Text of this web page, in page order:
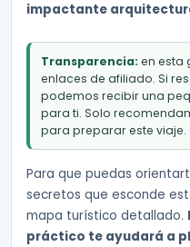
impactante
Transparencia: en esta
enlaces de afiliado. Si
podemos recibir una
para ti. Solo
para preparar este viaje.
Para que puedas
secretos que esconde
mapa turístico detallado.
práctico te ayudará a